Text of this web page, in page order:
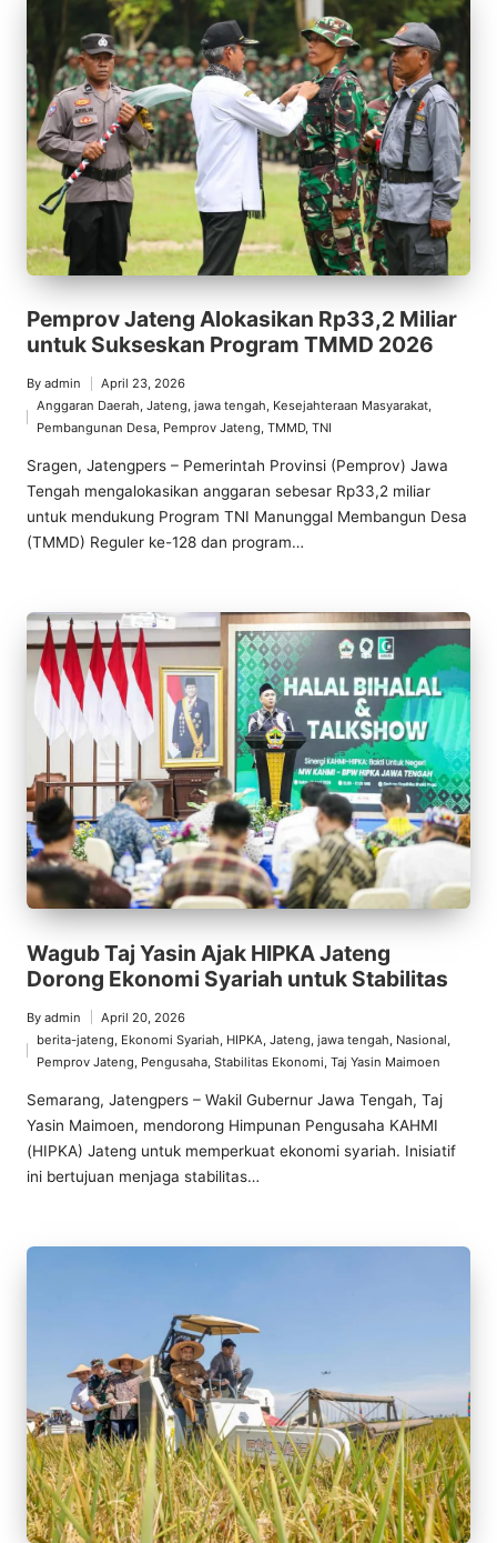
Pemprov Jateng Alokasikan Rp33,2 Miliar
untuk Sukseskan Program TMMD 2026
Posted
By admin April 23, 2026
Posted
Anggaran Daerah,Jateng,jawa tengah, Kesejahteraan Masyarakat,
Pembangunan Desa, Pemprov Jateng,TMMD,TNI
Sragen, Jatengpers – Pemerintah Provinsi (Pemprov) Jawa
Tengah mengalokasikan anggaran sebesar Rp33,2 miliar
untuk mendukung Program TNI Manunggal Membangun Desa
(TMMD) Reguler ke-128 dan program…
Wagub Taj Yasin Ajak HIPKA Jateng
Dorong Ekonomi Syariah untuk Stabilitas
Posted
by
By admin April 20, 2026
Posted
berita-jateng Ekonomi Syariah HIPKA ,Jateng ,jawa tengah Nasional
Pemprov Jateng Pengusaha ,Stabilitas Ekonomi ,Taj Yasin Maimoen
Semarang, Jatengpers – Wakil Gubernur Jawa Tengah, Taj
Yasin Maimoen, mendorong Himpunan Pengusaha KAHMI
(HIPKA) Jateng untuk memperkuat ekonomi syariah. Inisiatif
ini bertujuan menjaga stabilitas…